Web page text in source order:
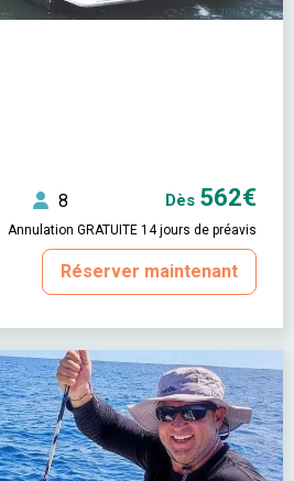
8 Dès 562€
Annulation GRATUITE 14 jours de préavis
Réserver maintenant